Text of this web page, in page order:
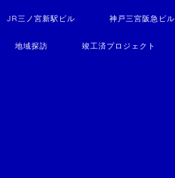
JR三ノ宮新駅ビル 神戸三宮阪急ビル
地域探訪 竣工済プロジェクト